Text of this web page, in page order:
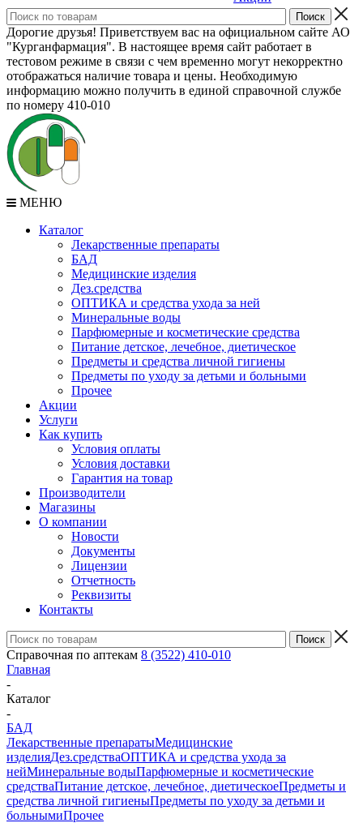
Дорогие друзья! Приветствуем вас на официальном сайте АО
"Курганфармация". В настоящее время сайт работает в
тестовом режиме в связи с чем временно могут некорректно
отображаться наличие товара и цены. Необходимую
информацию можно получить в единой справочной службе
по номеру 410-010
МЕНЮ
Каталог
Лекарственные препараты
БАД
Медицинские изделия
Дез.средства
ОПТИКА и средства ухода за ней
Минеральные воды
Парфюмерные и косметические средства
Питание детское, лечебное, диетическое
Предметы и средства личной гигиены
Предметы по уходу за детьми и больными
Прочее
Акции
Услуги
Как купить
Условия оплаты
Условия доставки
Гарантия на товар
Производители
Магазины
О компании
Новости
Документы
Лицензии
Отчетность
Реквизиты
Контакты
Справочная по аптекам 8 (3522) 410-010
Главная
-
Каталог
-
БАД
Лекарственные препаратыМедицинские
изделияДез.средстваОПТИКА и средства ухода за
нейМинеральные водыПарфюмерные и косметические
средстваПитание детское, лечебное, диетическоеПредметы и
средства личной гигиеныПредметы по уходу за детьми и
больнымиПрочее